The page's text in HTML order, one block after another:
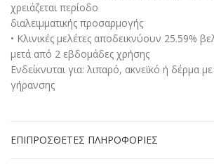
χρειάζεται περίοδο
διαλειμματικής προσαρμογής
• Κλινικές μελέτες αποδεικνύουν 25.59%
μετά από 2 εβδομάδες χρήσης
Ενδείκνυται για: λιπαρό, ακνεϊκό ή δέρμα
γήρανσης
ΕΠΙΠΡΌΣΘΕΤΕΣ ΠΛΗΡΟΦΟΡΊΕΣ